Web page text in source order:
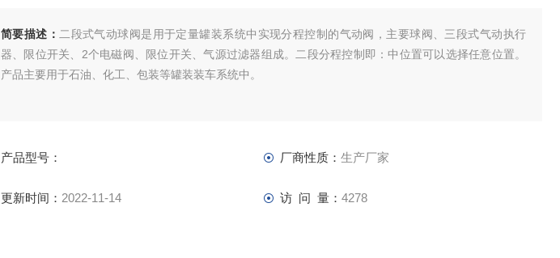
简要描述： 二段式气动球阀是用于定量罐装系统中实现分程控制的气动阀，主要球阀、三段式气动执行
器、限位开关、2个电磁阀、限位开关、气源过滤器组成。二段分程控制即：中位置可以选择任意位置。
产品主要用于石油、化工、包装等罐装装车系统中。
产品型号： 厂商性质： 生产厂家
更新时间： 2022-11-14 访 问 量： 4278